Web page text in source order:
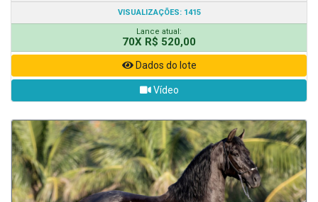
VISUALIZAÇÕES: 1415
Lance atual:
70X R$ 520,00
Dados do lote
Vídeo